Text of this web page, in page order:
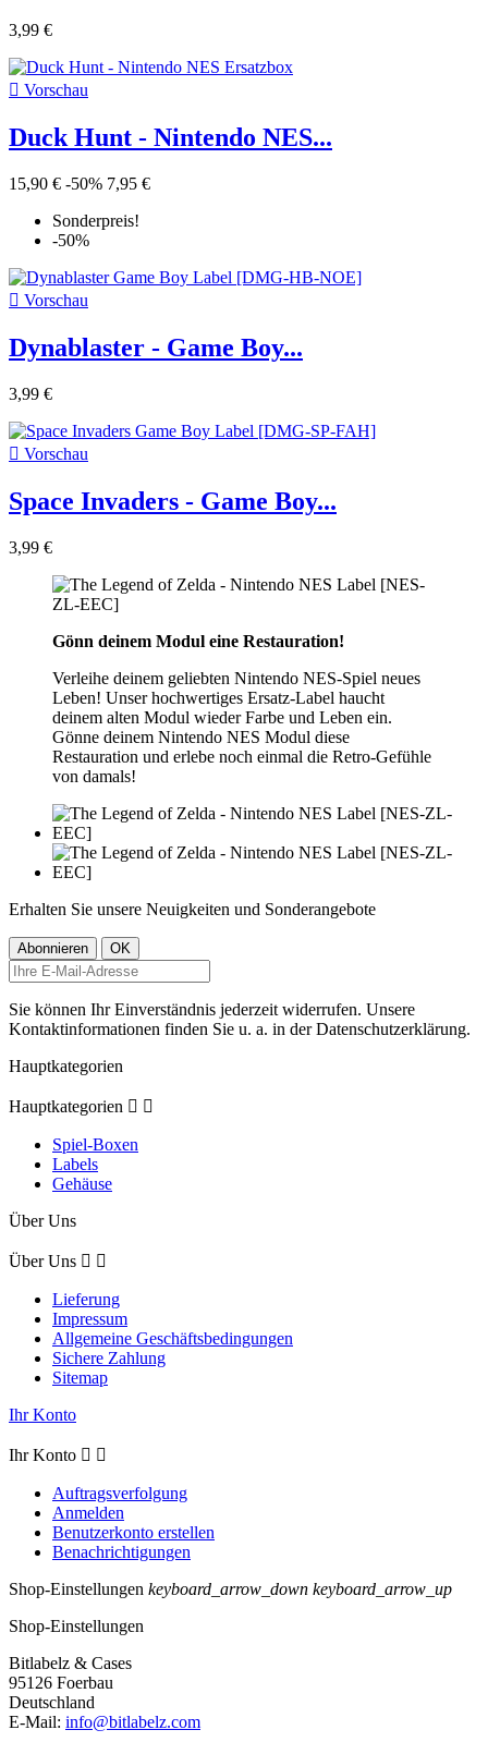
3,99 €
 Vorschau
Duck Hunt - Nintendo NES...
15,90 € -50% 7,95 €
Sonderpreis!
-50%
 Vorschau
Dynablaster - Game Boy...
3,99 €
 Vorschau
Space Invaders - Game Boy...
3,99 €
Gönn deinem Modul eine Restauration!
Verleihe deinem geliebten Nintendo NES-Spiel neues
Leben! Unser hochwertiges Ersatz-Label haucht
deinem alten Modul wieder Farbe und Leben ein.
Gönne deinem Nintendo NES Modul diese
Restauration und erlebe noch einmal die Retro-Gefühle
von damals!
Erhalten Sie unsere Neuigkeiten und Sonderangebote
Sie können Ihr Einverständnis jederzeit widerrufen. Unsere
Kontaktinformationen finden Sie u. a. in der Datenschutzerklärung.
Hauptkategorien
Hauptkategorien  
Spiel-Boxen
Labels
Gehäuse
Über Uns
Über Uns  
Lieferung
Impressum
Allgemeine Geschäftsbedingungen
Sichere Zahlung
Sitemap
Ihr Konto
Ihr Konto  
Auftragsverfolgung
Anmelden
Benutzerkonto erstellen
Benachrichtigungen
Shop-Einstellungen keyboard_arrow_down keyboard_arrow_up
Shop-Einstellungen
Bitlabelz & Cases
95126 Foerbau
Deutschland
E-Mail: info@bitlabelz.com